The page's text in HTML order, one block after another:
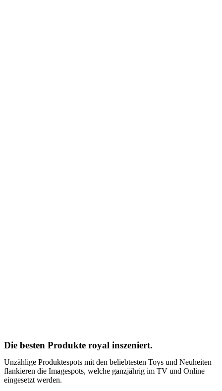
Die besten Produkte royal inszeniert.
Unzählige Produktespots mit den beliebtesten Toys und Neuheiten
flankieren die Imagespots, welche ganzjährig im TV und Online
eingesetzt werden.